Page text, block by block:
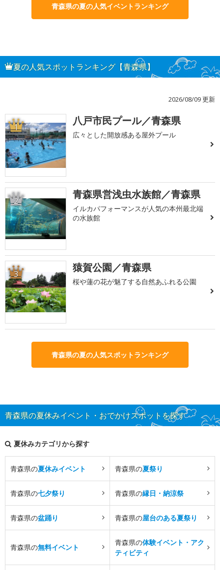
青森県の夏の人気イベントランキング
夏の人気スポットランキング【青森県】
2026/08/09 更新
1 八戸市民プール／青森県
広々とした開放感ある屋外プール
2 青森県営浅虫水族館／青森県
イルカパフォーマンスが人気の本州最北端
の水族館
3 猿賀公園／青森県
桜や蓮の花が魅了する自然あふれる公園
青森県の夏の人気スポットランキング
青森県の夏休みイベント・おでかけスポットを探す
夏休みカテゴリから探す
青森県の夏休みイベント 青森県の夏祭り
青森県の七夕祭り 青森県の縁日・納涼祭
青森県の盆踊り 青森県の屋台のある夏祭り
青森県の無料イベント
青森県の体験イベント・アク
ティビティ